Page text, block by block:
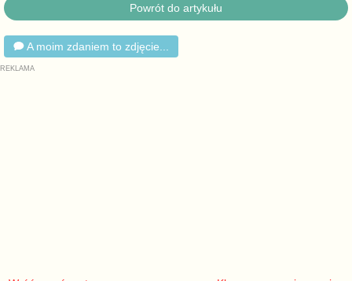
Powrót do artykułu
A moim zdaniem to zdjęcie...